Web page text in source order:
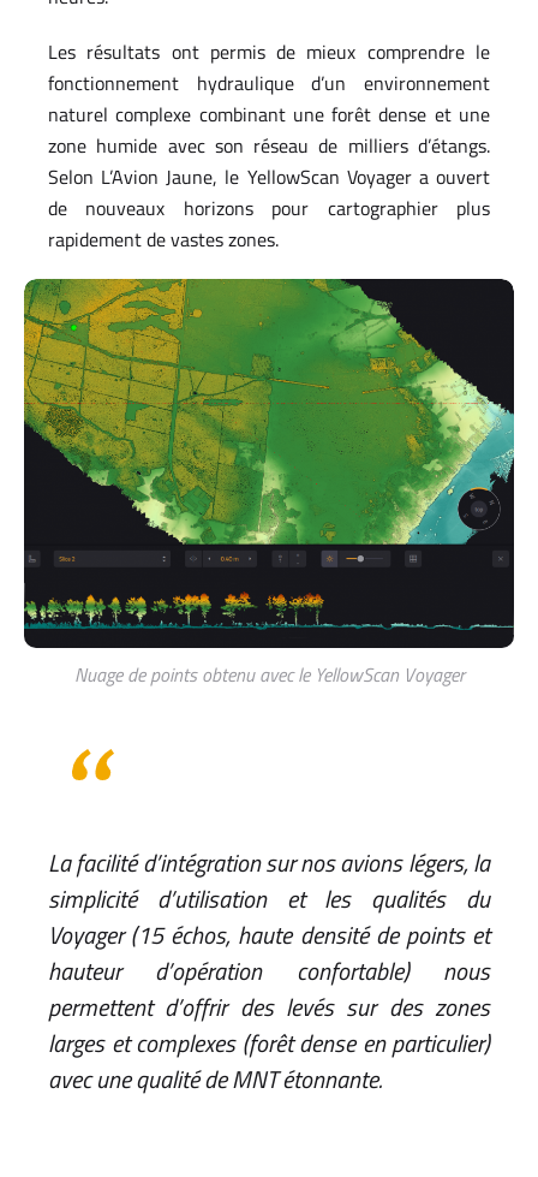
Les résultats ont permis de mieux comprendre le
fonctionnement hydraulique d’un environnement
naturel complexe combinant une forêt dense et une
zone humide avec son réseau de milliers d’étangs.
Selon L’Avion Jaune, le YellowScan Voyager a ouvert
de nouveaux horizons pour cartographier plus
rapidement de vastes zones.
Nuage de points obtenu avec le YellowScan Voyager
La facilité d’intégration sur nos avions légers, la
simplicité d’utilisation et les qualités du
Voyager (15 échos, haute densité de points et
hauteur d’opération confortable) nous
permettent d’offrir des levés sur des zones
larges et complexes (forêt dense en particulier)
avec une qualité de MNT étonnante.